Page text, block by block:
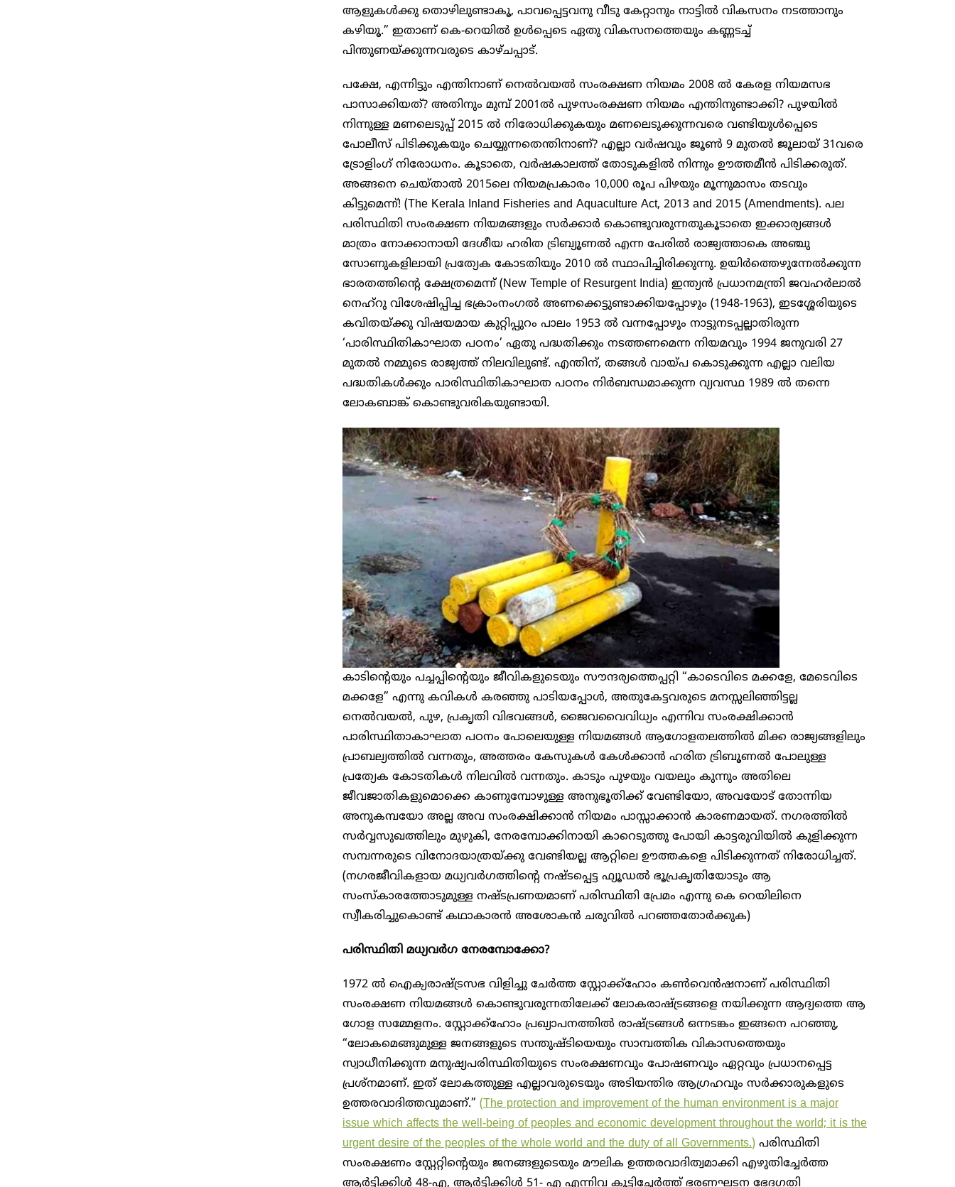
ആളുകൾക്കു തൊഴിലുണ്ടാകൂ, പാവപ്പെട്ടവനു വീടു കേറ്റാനും നാട്ടിൽ വികസനം നടത്താനും
കഴിയൂ.” ഇതാണ് കെ-റെയിൽ ഉൾപ്പെടെ ഏതു വികസനത്തെയും കണ്ണടച്ച്
പിന്തുണയ്ക്കുന്നവരുടെ കാഴ്ചപ്പാട്.
പക്ഷേ, എന്നിട്ടും എന്തിനാണ് നെൽവയൽ സംരക്ഷണ നിയമം 2008 ൽ കേരള നിയമസഭ
പാസാക്കിയത്? അതിനും മുമ്പ് 2001ൽ പുഴസംരക്ഷണ നിയമം എന്തിനുണ്ടാക്കി? പുഴയിൽ
നിന്നുള്ള മണലെടുപ്പ് 2015 ൽ നിരോധിക്കുകയും മണലെടുക്കുന്നവരെ വണ്ടിയുൾപ്പെടെ
പോലീസ് പിടിക്കുകയും ചെയ്യുന്നതെന്തിനാണ്? എല്ലാ വർഷവും ജൂൺ 9 മുതൽ ജൂലായ് 31വരെ
ട്രോളിം​ഗ് നിരോധനം. കൂടാതെ, വർഷകാലത്ത് തോടുകളിൽ നിന്നും ഊത്തമീൻ പിടിക്കരുത്.
അങ്ങനെ ചെയ്താൽ 2015ലെ നിയമപ്രകാരം 10,000 രൂപ പിഴയും മൂന്നുമാസം തടവും
കിട്ടുമെന്ന്! (The Kerala Inland Fisheries and Aquaculture Act, 2013 and 2015 (Amendments). പല
പരിസ്ഥിതി സംരക്ഷണ നിയമങ്ങളും സർക്കാർ കൊണ്ടുവരുന്നതുകൂടാതെ ഇക്കാര്യങ്ങൾ
മാത്രം നോക്കാനായി ദേശീയ ​ഹരിത ‌ട്രിബ്യൂണൽ എന്ന പേരിൽ രാജ്യത്താകെ അഞ്ചു
സോണുകളിലായി പ്രത്യേക കോടതിയും 2010 ൽ സ്ഥാപിച്ചിരിക്കുന്നു. ഉയിർത്തെഴുന്നേൽക്കുന്ന
ഭാരതത്തിന്റെ ക്ഷേത്രമെന്ന് (New Temple of Resurgent India) ഇന്ത്യൻ പ്രധാനമന്ത്രി ജവഹർലാൽ
നെഹ്റു വിശേഷിപ്പിച്ച ഭക്രാംനം​ഗൽ അണക്കെട്ടുണ്ടാക്കിയപ്പോഴും (1948-1963), ഇടശ്ശേരിയുടെ
കവിതയ്ക്കു വിഷയമായ കുറ്റിപ്പുറം പാലം 1953 ൽ വന്നപ്പോഴും നാട്ടുനടപ്പല്ലാതിരുന്ന
‘പാരിസ്ഥിതികാഘാത പഠനം’ ഏതു പദ്ധതിക്കും നടത്തണമെന്ന നിയമവും 1994 ജനുവരി 27
മുതൽ നമ്മുടെ രാജ്യത്ത് നിലവിലുണ്ട്. എന്തിന്, തങ്ങൾ വായ്പ കൊടുക്കുന്ന എല്ലാ വലിയ
പദ്ധതികൾക്കും പാരിസ്ഥിതികാഘാത പഠനം നിർബന്ധമാക്കുന്ന വ്യവസ്ഥ 1989 ൽ തന്നെ
ലോകബാങ്ക് കൊണ്ടുവരികയുണ്ടായി.
കാടിന്റെയും പച്ചപ്പിന്റെയും ജീവികളുടെയും സൗന്ദര്യത്തെപ്പറ്റി “കാടെവിടെ മക്കളേ, മേടെവിടെ
മക്കളേ” എന്നു കവികൾ കരഞ്ഞു പാടിയപ്പോൾ, അതുകേട്ടവരുടെ മനസ്സലിഞ്ഞിട്ടല്ല
നെൽവയൽ, പുഴ, പ്രകൃതി വിഭവങ്ങൾ, ജൈവവൈവിധ്യം എന്നിവ സംരക്ഷിക്കാൻ
പാരിസ്ഥിതാകാഘാത പഠനം പോലെയുള്ള നിയമങ്ങൾ ആ​ഗോളതലത്തിൽ മിക്ക രാജ്യങ്ങളിലും
പ്രാബല്യത്തിൽ വന്നതും, അത്തരം കേസുകൾ കേൾക്കാൻ ഹരിത ‌ട്രിബൂണൽ പോലുള്ള
പ്രത്യേക കോടതികൾ നിലവിൽ വന്നതും. കാടും പുഴയും വയലും കുന്നും അതിലെ
ജീവജാതികളുമൊക്കെ കാണുമ്പോഴുള്ള അനുഭൂതിക്ക് വേണ്ടിയോ, അവയോട് തോന്നിയ
അനുകമ്പയോ അല്ല അവ സംരക്ഷിക്കാൻ നിയമം പാസ്സാക്കാൻ കാരണമായത്. ന​ഗരത്തിൽ
സർവ്വസുഖത്തിലും മുഴുകി, നേരമ്പോക്കിനായി കാറെടുത്തു പോയി കാട്ടരുവിയിൽ കുളിക്കുന്ന
സമ്പന്നരുടെ വിനോദയാത്രയ്ക്കു വേണ്ടിയല്ല ആറ്റിലെ ഊത്തകളെ പിടിക്കുന്നത് നിരോധിച്ചത്.
(ന​ഗരജീവികളായ മധ്യവർ​​ഗത്തിന്റെ നഷ്ടപ്പെട്ട ഫ്യൂഡൽ ഭൂപ്രകൃതിയോടും ആ
സംസ്കാരത്തോടുമുള്ള നഷ്ടപ്രണയമാണ് പരിസ്ഥിതി പ്രേമം എന്നു കെ റെയിലിനെ
സ്വീകരിച്ചുകൊണ്ട് കഥാകാരൻ അശോകൻ ചരുവിൽ പറഞ്ഞതോർക്കുക)
പരിസ്ഥിതി മധ്യവർ​ഗ നേരമ്പോക്കോ?
1972 ൽ ഐക്യരാഷ്ട്രസഭ വിളിച്ചു ചേർത്ത സ്റ്റോക്ക്ഹോം കൺവെൻഷനാണ് പരിസ്ഥിതി
സംരക്ഷണ നിയമങ്ങൾ കൊണ്ടുവരുന്നതിലേക്ക് ലോകരാഷ്ട്രങ്ങളെ നയിക്കുന്ന ആദ്യത്തെ ആ​
ഗോള സമ്മേളനം. സ്റ്റോക്ക്ഹോം പ്രഖ്യാപനത്തിൽ രാഷ്ട്രങ്ങൾ ഒന്നടങ്കം ഇങ്ങനെ പറഞ്ഞു,
“ലോകമെങ്ങുമുള്ള ജനങ്ങളുടെ സന്തുഷ്ടിയെയും സാമ്പത്തിക വികാസത്തെയും
സ്വാധീനിക്കുന്ന മനുഷ്യപരിസ്ഥിതിയുടെ സംരക്ഷണവും പോഷണവും ഏറ്റവും പ്രധാനപ്പെട്ട
പ്രശ്നമാണ്. ഇത് ലോകത്തുള്ള എല്ലാവരുടെയും അടിയന്തിര ആ​ഗ്രഹവും സർക്കാരുകളുടെ
ഉത്തരവാദിത്തവുമാണ്.” (The protection and improvement of the human environment is a major
issue which affects the well-being of peoples and economic development throughout the world; it is the
urgent desire of the peoples of the whole world and the duty of all Governments.) പരിസ്ഥിതി
സംരക്ഷണം സ്റ്റേറ്റിന്റെയും ജനങ്ങളുടെയും മൗലിക ഉത്തരവാദിത്വമാക്കി എഴുതിച്ചേർത്ത
ആർട്ടിക്കിൾ 48-എ, ആർട്ടിക്കിൾ 51- എ എന്നിവ കൂട്ടിച്ചേർത്ത് ഭരണഘടന ഭേദ​ഗതി